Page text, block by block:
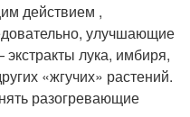
действием ,
улучшающие
лука, имбиря,
«жгучих» растений.
разогревающие